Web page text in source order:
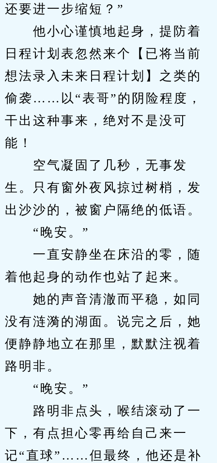
还要进一步缩短？”
他小心谨慎地起身，提防着
日程计划表忽然来个【已将当前
想法录入未来日程计划】之类的
偷袭……以“表哥”的阴险程度，
干出这种事来，绝对不是没可
能！
空气凝固了几秒，无事发
生。只有窗外夜风掠过树梢，发
出沙沙的，被窗户隔绝的低语。
“晚安。”
一直安静坐在床沿的零，随
着他起身的动作也站了起来。
她的声音清澈而平稳，如同
没有涟漪的湖面。说完之后，她
便静静地立在那里，默默注视着
路明非。
“晚安。”
路明非点头，喉结滚动了一
下，有点担心零再给自己来一
记“直球”……但最终，他还是补